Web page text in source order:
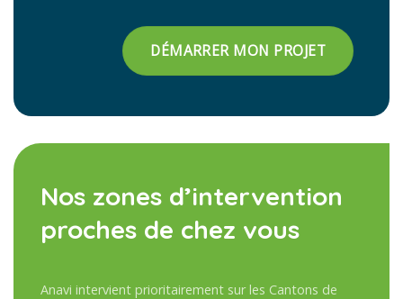
DÉMARRER MON PROJET
Nos zones d’intervention
proches de chez vous
Anavi intervient prioritairement sur les Cantons de